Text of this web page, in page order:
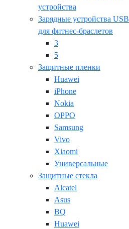
устройства
Зарядные устройства USB
для фитнес-браслетов
3
5
Защитные пленки
Huawei
iPhone
Nokia
OPPO
Samsung
Vivo
Xiaomi
Универсальные
Защитные стекла
Alcatel
Asus
BQ
Huawei